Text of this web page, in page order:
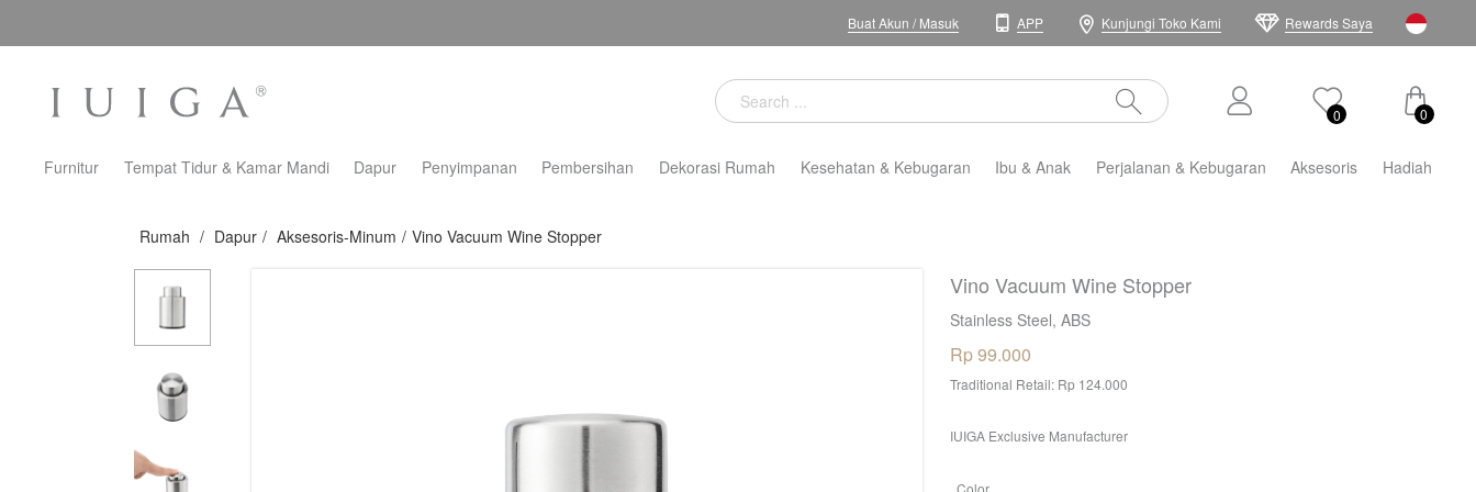
Buat Akun /Masuk APP Kunjungi Toko Kami Rewards Saya
0 0
Furnitur Tempat Tidur & Kamar Mandi Dapur Penyimpanan Pembersihan Dekorasi Rumah Kesehatan & Kebugaran Ibu & Anak Perjalanan & Kebugaran Aksesoris Hadiah
Rumah / Dapur / Aksesoris-Minum / Vino Vacuum Wine Stopper
Vino Vacuum Wine Stopper
Stainless Steel, ABS
Rp 99.000
Traditional Retail: Rp 124.000
IUIGA Exclusive Manufacturer
Color